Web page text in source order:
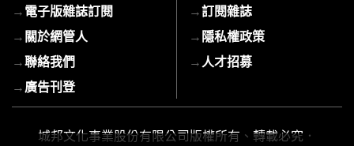
mail
→電子版雜誌訂閱
→關於網管人
→聯絡我們
→廣告刊登
→訂閱雜誌
→隱私權政策
→人才招募
城邦文化事業股份有限公司版權所有、轉載必究．